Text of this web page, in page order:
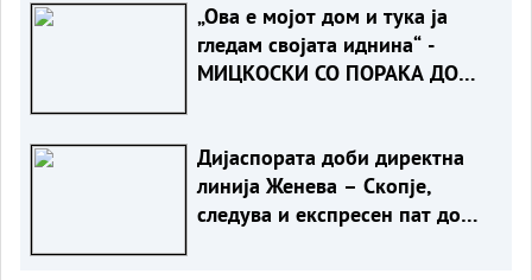
„Ова е мојот дом и тука ја
гледам својата иднина“ -
МИЦКОСКИ СО ПОРАКА ДО
Дијаспората доби директна
линија Женева – Скопје,
следува и експресен пат до